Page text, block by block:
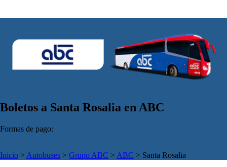
Boletos a Santa Rosalia en ABC
Formas de pago:
Inicio > Autobuses > Grupo ABC > ABC > Santa Rosalia